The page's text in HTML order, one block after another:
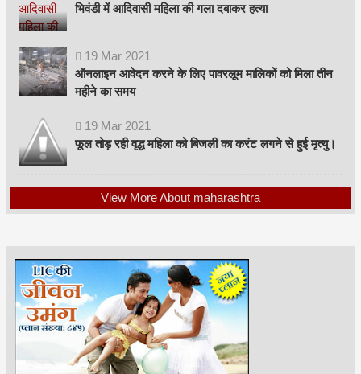
भिवंडी में आदिवासी महिला की गला दबाकर हत्या
19 Mar 2021
ऑनलाइन आवेदन करने के लिए पावरलूम मालिकों को मिला तीन
महीने का समय
19 Mar 2021
फूल तोड़ रही वृद्ध महिला को बिजली का करंट लगने से हुई मृत्यु।
View More About maharashtra